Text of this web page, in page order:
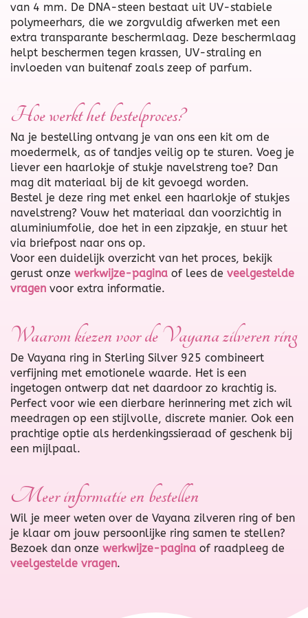
van 4 mm. De DNA-steen bestaat uit UV-stabiele
polymeerhars, die we zorgvuldig afwerken met een
extra transparante beschermlaag. Deze beschermlaag
helpt beschermen tegen krassen, UV-straling en
invloeden van buitenaf zoals zeep of parfum.
Hoe werkt het bestelproces?
Na je bestelling ontvang je van ons een kit om de
moedermelk, as of tandjes veilig op te sturen. Voeg je
liever een haarlokje of stukje navelstreng toe? Dan
mag dit materiaal bij de kit gevoegd worden.
Bestel je deze ring met enkel een haarlokje of stukjes
navelstreng? Vouw het materiaal dan voorzichtig in
aluminiumfolie, doe het in een zipzakje, en stuur het
via briefpost naar ons op.
Voor een duidelijk overzicht van het proces, bekijk
gerust onze werkwijze-pagina of lees de veelgestelde
vragen voor extra informatie.
Waarom kiezen voor de Vayana zilveren ring
De Vayana ring in Sterling Silver 925 combineert
verfijning met emotionele waarde. Het is een
ingetogen ontwerp dat net daardoor zo krachtig is.
Perfect voor wie een dierbare herinnering met zich wil
meedragen op een stijlvolle, discrete manier. Ook een
prachtige optie als herdenkingssieraad of geschenk bij
een mijlpaal.
Meer informatie en bestellen
Wil je meer weten over de Vayana zilveren ring of ben
je klaar om jouw persoonlijke ring samen te stellen?
Bezoek dan onze werkwijze-pagina of raadpleeg de
veelgestelde vragen.